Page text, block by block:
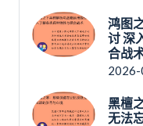
鸿图
讨 深
合战
黑檀
无法